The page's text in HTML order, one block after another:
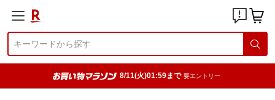
8/11(火)01:59まで 要エントリー